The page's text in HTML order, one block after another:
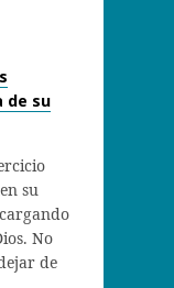
de su
su
No
de